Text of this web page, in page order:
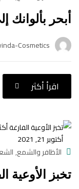
أبحر بألوانك
Cosmetics
اقرأ أكثر
أكتوبر 21, 2021
الأظافر والشمع,
تخبز الأوعية